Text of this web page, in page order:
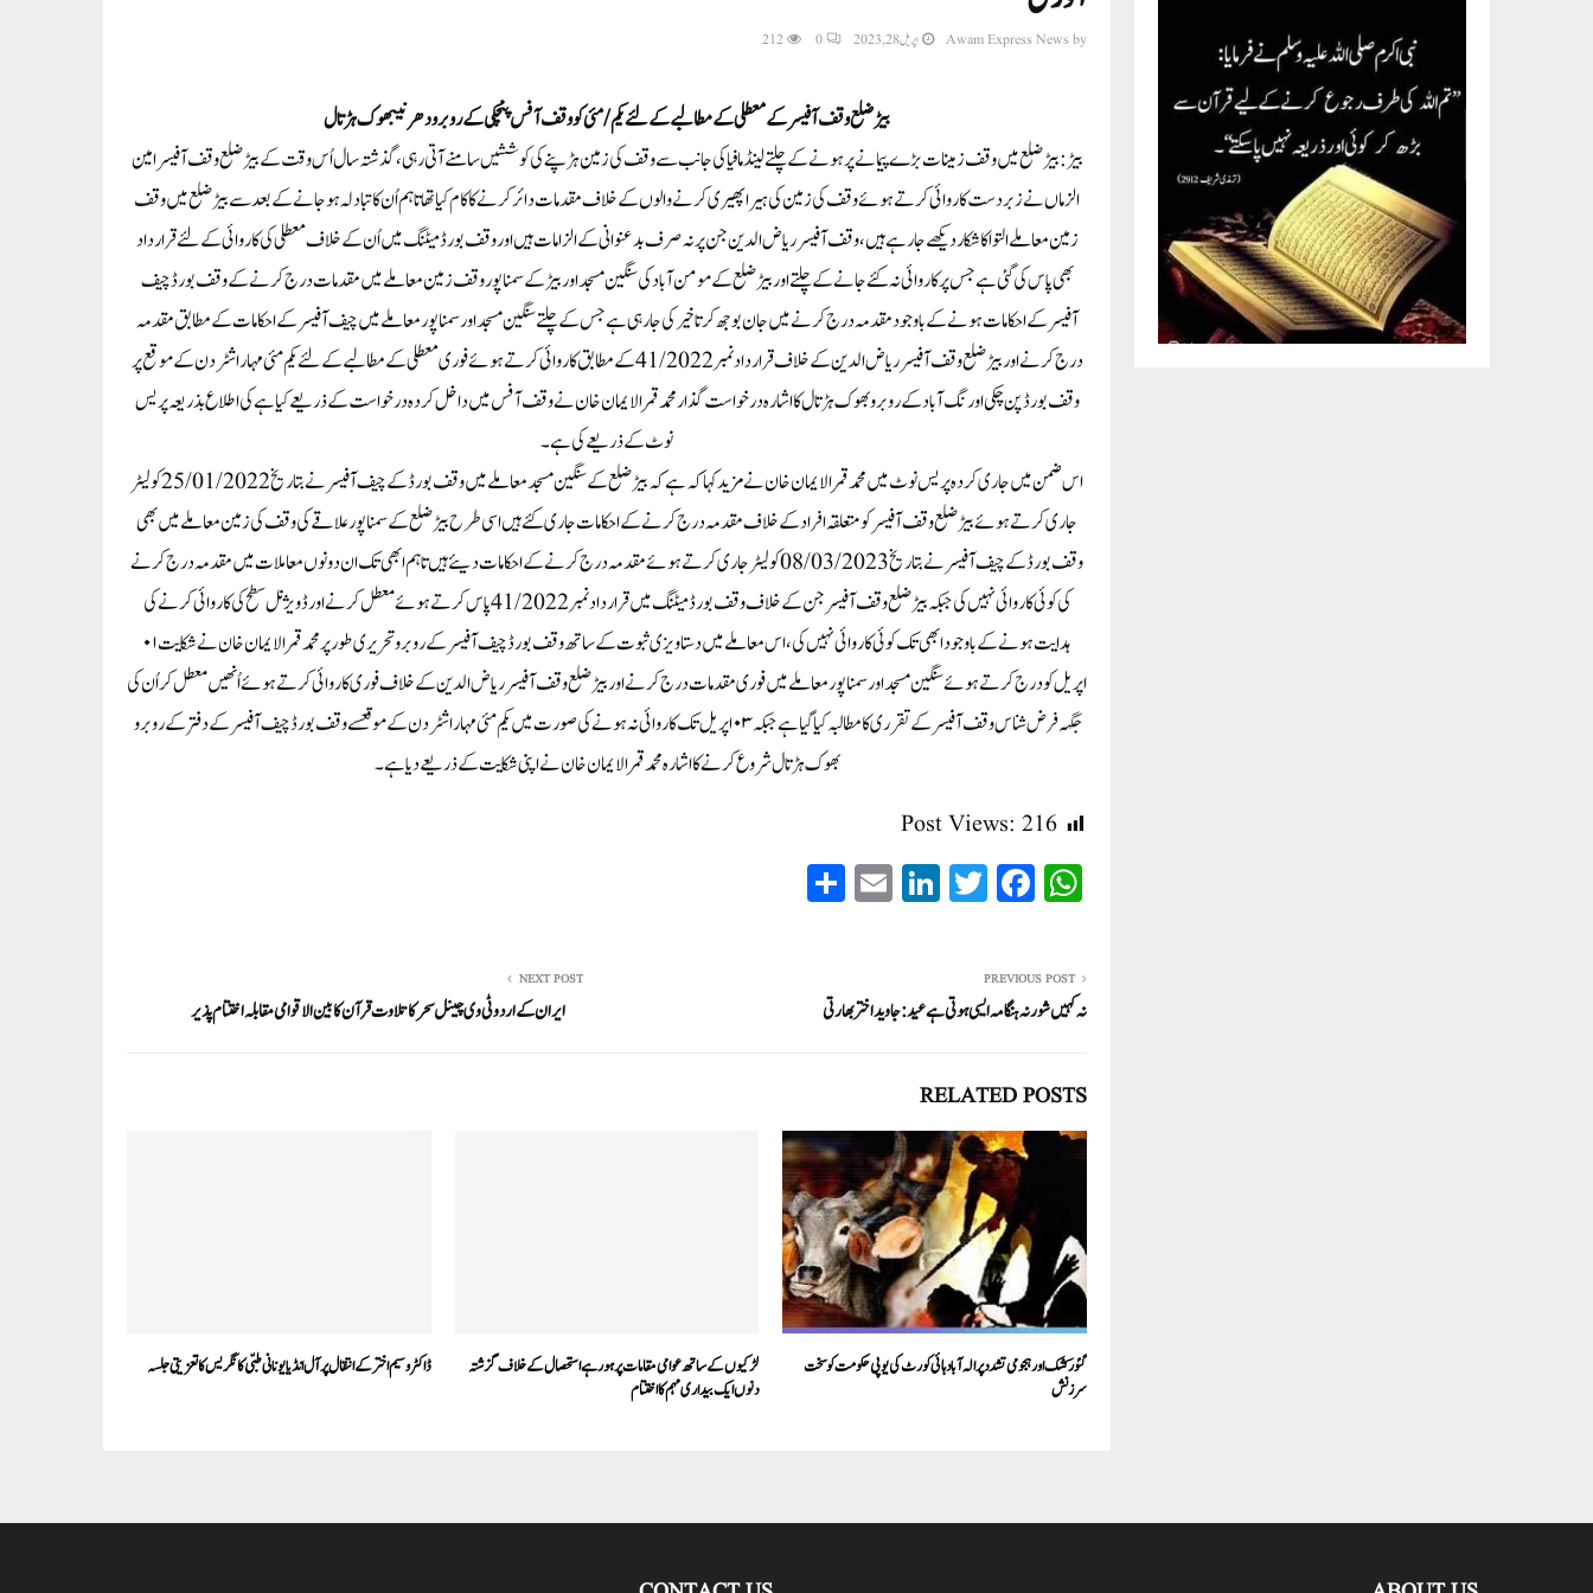
by
Awam Express News اپریل 28, 2023 0
212
بیڑ ضلع وقف آفیسر کے معطلی کے مطالبے کے لئے یکم / مئی کو وقف آفس پنچکی کے روبرو دھرنیبھوک ہڑتال
بیڑ: بیڑ ضلع میں وقف زمینات بڑے پیمانے پر ہونے کے چلتے لینڈ مافیا کی جانب سے وقف کی زمین ہڑپنے کی کو ششیں سامنے آتی رہی، گذ شتہ سال اُس وقت کے بیڑ ضلع وقف آفیسر امین
الزماں نے زبر دست کا روائی کرتے ہوئے وقف کی زمین کی ہیرا پھیری کرنے والوں کے خلاف مقدمات دائر کرنے کا کام کیا تھا تا ہم اُن کا تبادلہ ہو جانے کے بعد سے بیڑ ضلع میں وقف
زمین معاملے التوا کا شکار دیکھے جا رہے ہیں، وقف آفیسر ریاض الدین جن پر نہ صرف بد عنوانی کے الزامات ہیں اور وقف بورڈ میٹنگ میں اُن کے خلاف معطلی کی کا روائی کے لئے قرار داد
بھی پاس کی گئی ہے جس پر کاروائی نہ کئے جانے کے چلتے اور بیڑ ضلع کے مومن آباد کی سنگین مسجد اور بیڑ کے سمنا پور وقف زمین معاملے میں مقدمات درج کرنے کے وقف بورڈ چیف
آفیسر کے احکامات ہونے کے با وجود مقدمہ درج کرنے میں جان بوجھ کر تاخیر کی جا رہی ہے جس کے چلتے سنگین مسجد اور سمنا پور معاملے میں چیف آفیسر کے احکامات کے مطابق مقدمہ
درج کرنے اور بیڑ ضلع وقف آفیسر ریاض الدین کے خلاف قرار داد نمبر41/2022 کے مطابق کاروائی کرتے ہوئے فوری معطلی کے مطالبے کے لئے یکم مئی مہا راشٹر دن کے موقع پر
وقف بورڈ پن چکی اورنگ آباد کے روبرو بھوک ہڑتال کا اشارہ درخواست گذار محمد قمر الایمان خان نے وقف آفس میں داخل کردہ درخواست کے ذریعے کیا ہے کی اطلاع بذریعہ پریس
نوٹ کے ذریعے کی ہے۔
اس ضمن میں جاری کر دہ پریس نوٹ میں محمد قمر الایمان خان نے مزید کہا کہ ہے کہ بیڑ ضلع کے سنگین مسجد معاملے میں وقف بورڈ کے چیف آفیسر نے بتاریخ 25/01/2022 کو لیٹر
جاری کرتے ہوئے بیڑ ضلع وقف آفیسر کو متعلقہ افراد کے خلاف مقدمہ درج کرنے کے احکامات جاری کئے ہیں اسی طر ح بیڑ ضلع کے سمنا پور علا قے کی وقف کی زمین معاملے میں بھی
وقف بورڈ کے چیف آفیسر نے بتاریخ 08/03/2023 کو لیٹر جاری کرتے ہوئے مقدمہ درج کرنے کے احکامات دیئے ہیں تا ہم ابھی تک ان دونوں معاملات میں مقدمہ درج کرنے
کی کو ئی کا روائی نہیں کی جبکہ بیڑ ضلع وقف آفیسر جن کے خلاف وقف بورڈ میٹنگ میں قرارداد نمبر 41/2022 پاس کرتے ہوئے معطل کرنے اور ڈویژنل سطح کی کا روائی کرنے کی
ہدایت ہونے کے با وجود ابھی تک کوئی کا روائی نہیں کی، اس معاملے میں دستاویزی ثبوت کے ساتھ وقف بورڈ چیف آفیسر کے روبرو تحریری طور پر محمد قمر الایمان خان نے شکایت ۰۱
اپریل کو درج کرتے ہوئے سنگین مسجد اور سمنا پور معاملے میں فوری مقدمات درج کرنے اور بیڑ ضلع وقف آفیسر ریاض الدین کے خلاف فوری کاروائی کرتے ہوئے اُنھیں معطل کر اُن کی
جگہہ فرض شنا س وقف آفیسر کے تقرری کا مطالبہ کیا گیا ہے جبکہ ۰۳ اپریل تک کا روائی نہ ہونے کی صورت میں یکم مئی مہا راشٹر دن کے موقعسے وقف بورڈ چیف آفیسر کے دفتر کے روبرو
بھوک ہڑتال شروع کرنے کا اشارہ محمد قمر الایمان خان نے اپنی شکایت کے ذریعے دیا ہے۔
Post Views: 216
W
A
pp
Fa
ok
T
r
Li
In
E
PREVIOUS POST
نہ کہیں شور نہ ہنگامہ ایسی ہوتی ہے عید : جاوید اختر بھارتی
NEXT POST
ایران کے اردو ٹی وی چینل سحرکا تلاوت قرآن کا بین الاقوامی مقابلہ اختتام پذیر
RELATED POSTS
گئو رکشک اور ہجومی تشدد پر الہ آباد ہائی کورٹ کی یوپی حکومت کو سخت
سرزنش
لڑکیوں کے ساتھ عوامی مقامات پر ہو رہے استحصال کے خلاف گزشتہ
دنوں ایک بیداری مہم کا اختتام
ڈاکٹر وسیم اختر کے انتقال پر آل انڈیا یونانی طبّی کانگریس کا تعزیتی جلسہ